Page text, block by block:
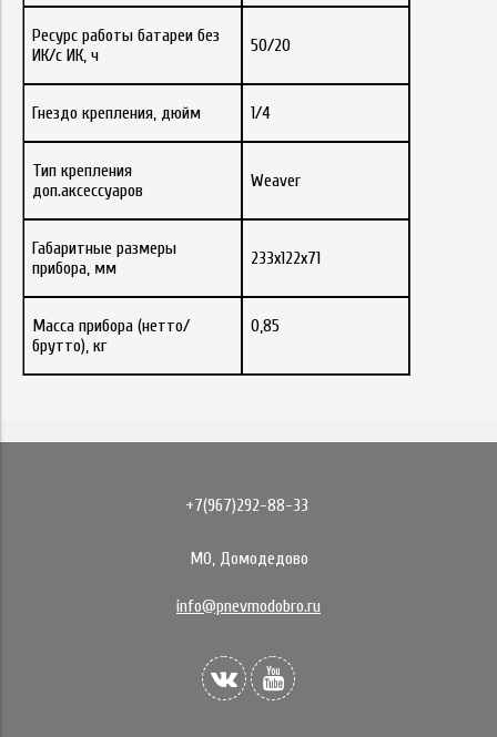
Ресурс работы батареи без
ИК/с ИК, ч
50/20
Гнездо крепления, дюйм 1/4
Тип крепления
доп.аксессуаров
Weaver
Габаритные размеры
прибора, мм
233х122х71
Масса прибора (нетто/
брутто), кг
0,85
+7(967)292-88-33
МО, Домодедово
info@pnevmodobro.ru